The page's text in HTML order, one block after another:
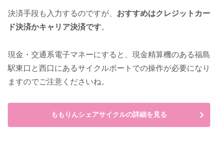
決済手段も入力するのですが、 おすすめはクレジットカー
ド決済かキャリア決済です。
現金・交通系電子マネーにすると、現金精算機のある福島
駅東口と西口にあるサイクルポートでの操作が必要になり
ますのでご注意くださいね。
ももりんシェアサイクルの詳細を見る